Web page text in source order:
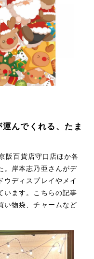
んでくれる、たま
阪百貨店守口店ほか各
。岸本志乃亜さんがデ
ウディスプレイやメイ
います。こちらの記事
い物袋、チャームなど